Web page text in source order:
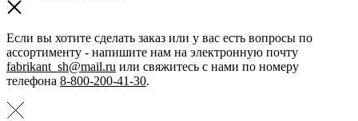
Если вы хотите сделать заказ или у вас есть вопросы по
ассортименту - напишите нам на электронную почту
fabrikant_sh@mail.ru или свяжитесь с нами по номеру
телефона 8-800-200-41-30.